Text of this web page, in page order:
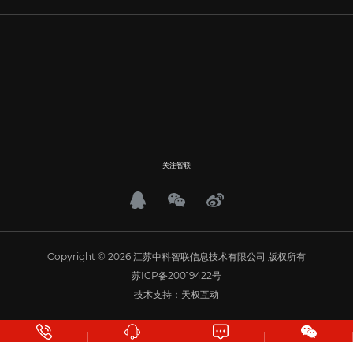
关注智联
Copyright © 2026 江苏中科智联信息技术有限公司 版权所有
苏ICP备20019422号
技术支持：天权互动